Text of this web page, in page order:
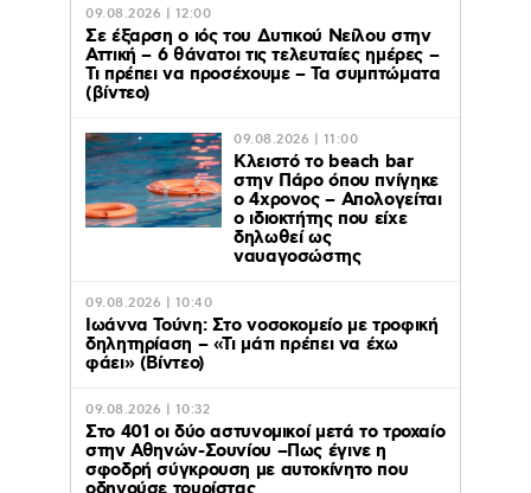
09.08.2026 | 12:00
Σε έξαρση ο ιός του Δυτικού Νείλου στην
Αττική – 6 θάνατοι τις τελευταίες ημέρες –
Τι πρέπει να προσέχουμε – Τα συμπτώματα
(βίντεο)
09.08.2026 | 11:00
Κλειστό το beach bar
στην Πάρο όπου πνίγηκε
ο 4χρονος – Απολογείται
ο ιδιοκτήτης που είχε
δηλωθεί ως
ναυαγοσώστης
09.08.2026 | 10:40
Ιωάννα Τούνη: Στο νοσοκομείο με τροφική
δηλητηρίαση – «Τι μάτι πρέπει να έχω
φάει» (Βίντεο)
09.08.2026 | 10:32
Στο 401 οι δύο αστυνομικοί μετά το τροχαίο
στην Αθηνών-Σουνίου –Πως έγινε η
σφοδρή σύγκρουση με αυτοκίνητο που